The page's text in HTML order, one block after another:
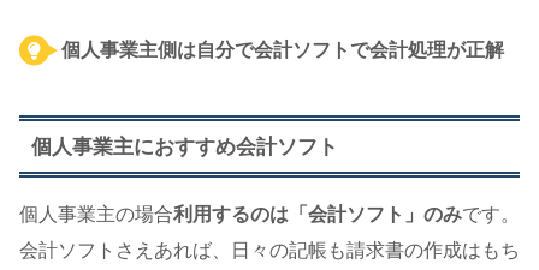
個人事業主側は自分で会計ソフトで会計処理が正解
個人事業主におすすめ会計ソフト
個人事業主の場合利用するのは「会計ソフト」のみです。
会計ソフトさえあれば、日々の記帳も請求書の作成はもち